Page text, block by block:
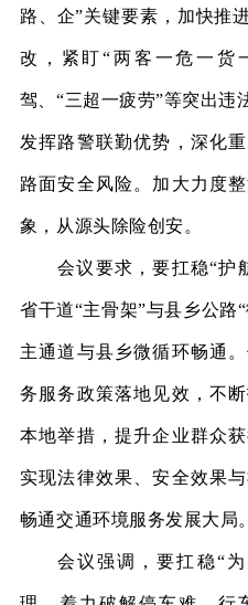
路、企”关键要素，加快推
改，紧盯“两客一危一货
驾、“三超一疲劳”等突出违
发挥路警联勤优势，深化
路面安全风险。加大力度
象，从源头除险创安。
会议要求，要扛稳“护
省干道“主骨架”与县乡公路
主通道与县乡微循环畅通
务服务政策落地见效，不
本地举措，提升企业群众
实现法律效果、安全效果
畅通交通环境服务发展大局。
会议强调，要扛稳“